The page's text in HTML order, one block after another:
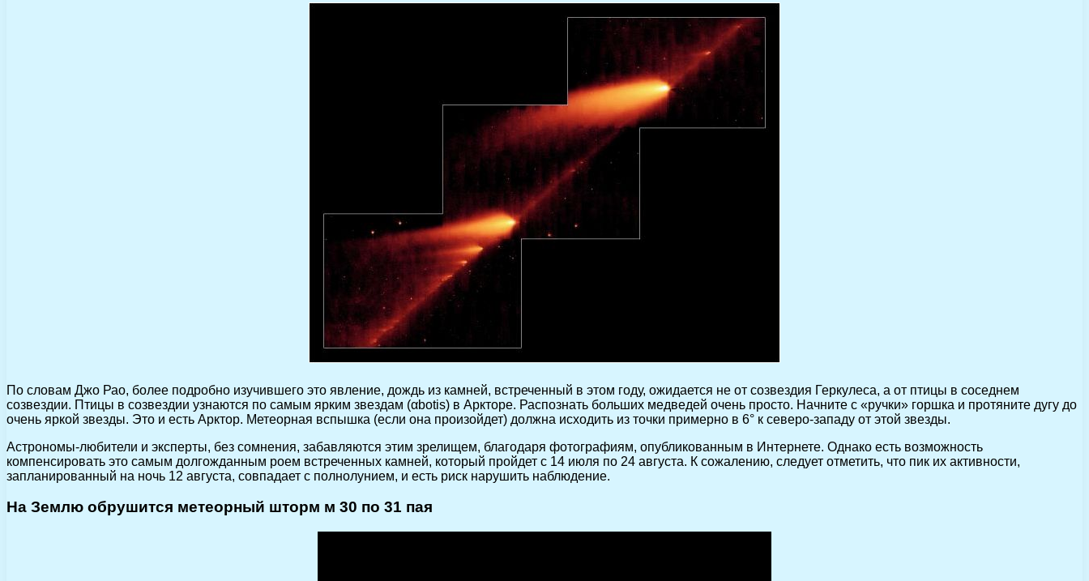
По словам Джо Рао, более подробно изучившего это явление, дождь из камней, встреченный в этом году, ожидается не от созвездия Геркулеса, а от птицы в соседнем
созвездии. Птицы в созвездии узнаются по самым ярким звездам (αbotis) в Аркторе. Распознать больших медведей очень просто. Начните с «ручки» горшка и протяните дугу до
очень яркой звезды. Это и есть Арктор. Метеорная вспышка (если она произойдет) должна исходить из точки примерно в 6° к северо-западу от этой звезды.
Астрономы-любители и эксперты, без сомнения, забавляются этим зрелищем, благодаря фотографиям, опубликованным в Интернете. Однако есть возможность
компенсировать это самым долгожданным роем встреченных камней, который пройдет с 14 июля по 24 августа. К сожалению, следует отметить, что пик их активности,
запланированный на ночь 12 августа, совпадает с полнолунием, и есть риск нарушить наблюдение.
На Землю обрушится метеорный шторм м 30 по 31 пая